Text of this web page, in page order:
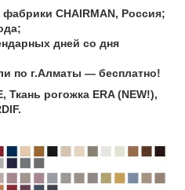
CHAIRMAN, Россия;
дней со дня
по г.Алматы ― бесплатно!
Ткань рогожка ERA (NEW!),